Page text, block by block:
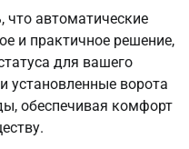
что автоматические
и практичное решение,
для вашего
ворота
обеспечивая комфорт